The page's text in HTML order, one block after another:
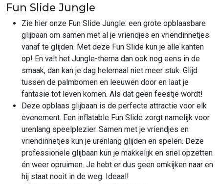
Fun Slide Jungle
Zie hier onze Fun Slide Jungle: een grote opblaasbare
glijbaan om samen met al je vriendjes en vriendinnetjes
vanaf te glijden. Met deze Fun Slide kun je alle kanten
op! En valt het Jungle-thema dan ook nog eens in de
smaak, dan kan je dag helemaal niet meer stuk. Glijd
tussen de palmbomen en leeuwen door en laat je
fantasie tot leven komen. Als dat geen feestje wordt!
Deze opblaas glijbaan is de perfecte attractie voor elk
evenement. Een inflatable Fun Slide zorgt namelijk voor
urenlang speelplezier. Samen met je vriendjes en
vriendinnetjes kun je urenlang glijden en spelen. Deze
professionele glijbaan kun je makkelijk en snel opzetten
én weer opruimen. Je hebt er dus geen omkijken naar en
hij staat nooit in de weg. Ideaal!